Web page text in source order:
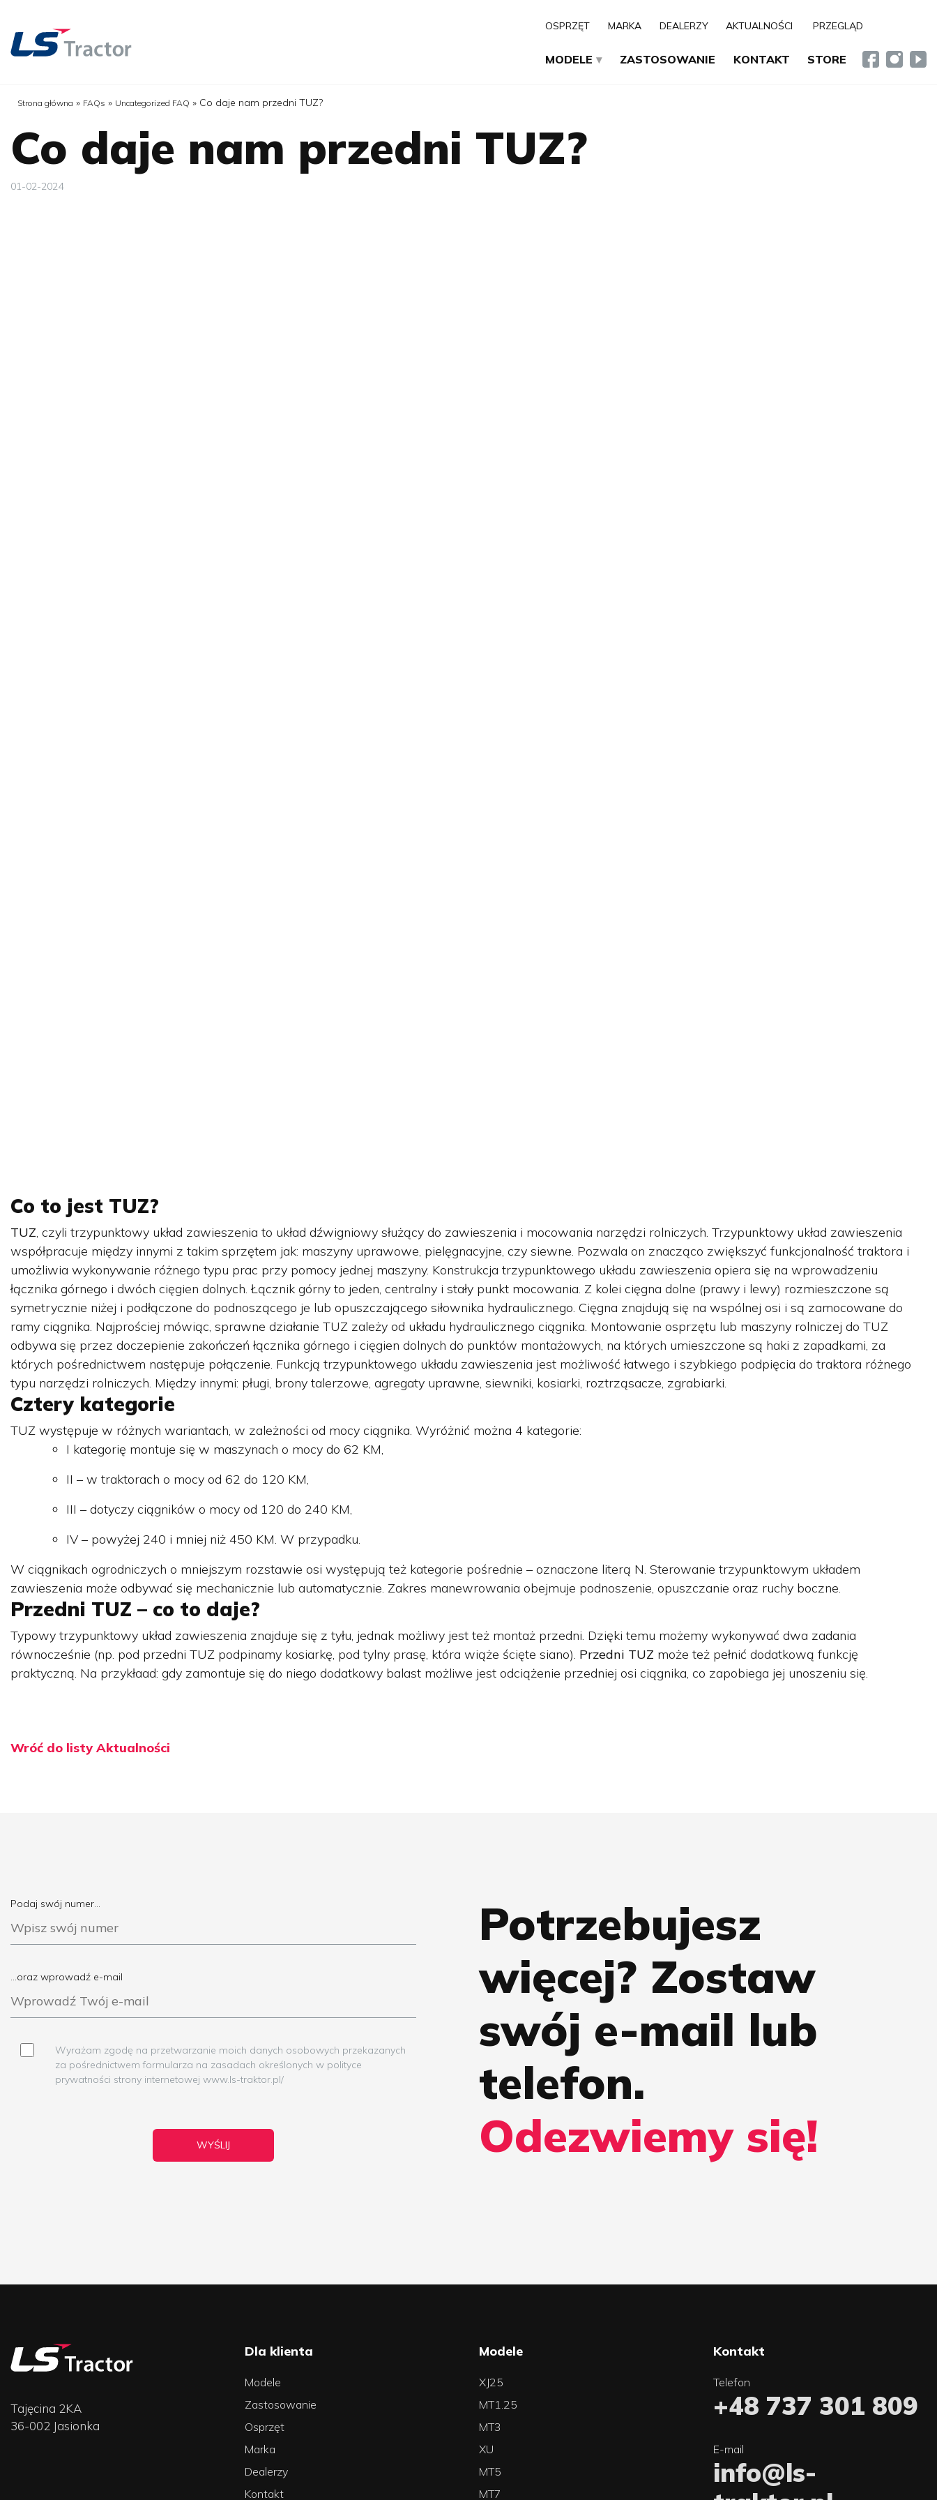
OSPRZĘT MARKA DEALERZY AKTUALNOŚCI PRZEGLĄD
MODELE ZASTOSOWANIE KONTAKT STORE
Strona główna » FAQs » Uncategorized FAQ » Co daje nam przedni TUZ?
Co daje nam przedni TUZ?
01-02-2024
Co to jest TUZ?
TUZ, czyli trzypunktowy układ zawieszenia to układ dźwigniowy służący do zawieszenia i mocowania narzędzi rolniczych. Trzypunktowy układ zawieszenia
współpracuje między innymi z takim sprzętem jak: maszyny uprawowe, pielęgnacyjne, czy siewne. Pozwala on znacząco zwiększyć funkcjonalność traktora i
umożliwia wykonywanie różnego typu prac przy pomocy jednej maszyny. Konstrukcja trzypunktowego układu zawieszenia opiera się na wprowadzeniu
łącznika górnego i dwóch cięgien dolnych. Łącznik górny to jeden, centralny i stały punkt mocowania. Z kolei cięgna dolne (prawy i lewy) rozmieszczone są
symetrycznie niżej i podłączone do podnoszącego je lub opuszczającego siłownika hydraulicznego. Cięgna znajdują się na wspólnej osi i są zamocowane do
ramy ciągnika. Najprościej mówiąc, sprawne działanie TUZ zależy od układu hydraulicznego ciągnika. Montowanie osprzętu lub maszyny rolniczej do TUZ
odbywa się przez doczepienie zakończeń łącznika górnego i cięgien dolnych do punktów montażowych, na których umieszczone są haki z zapadkami, za
których pośrednictwem następuje połączenie. Funkcją trzypunktowego układu zawieszenia jest możliwość łatwego i szybkiego podpięcia do traktora różnego
typu narzędzi rolniczych. Między innymi: pługi, brony talerzowe, agregaty uprawne, siewniki, kosiarki, roztrząsacze, zgrabiarki.
Cztery kategorie
TUZ występuje w różnych wariantach, w zależności od mocy ciągnika. Wyróżnić można 4 kategorie:
I kategorię montuje się w maszynach o mocy do 62 KM,
II – w traktorach o mocy od 62 do 120 KM,
III – dotyczy ciągników o mocy od 120 do 240 KM,
IV – powyżej 240 i mniej niż 450 KM. W przypadku.
W ciągnikach ogrodniczych o mniejszym rozstawie osi występują też kategorie pośrednie – oznaczone literą N. Sterowanie trzypunktowym układem
zawieszenia może odbywać się mechanicznie lub automatycznie. Zakres manewrowania obejmuje podnoszenie, opuszczanie oraz ruchy boczne.
Przedni TUZ – co to daje?
Typowy trzypunktowy układ zawieszenia znajduje się z tyłu, jednak możliwy jest też montaż przedni. Dzięki temu możemy wykonywać dwa zadania
równocześnie (np. pod przedni TUZ podpinamy kosiarkę, pod tylny prasę, która wiąże ścięte siano). Przedni TUZ może też pełnić dodatkową funkcję
praktyczną. Na przykłaad: gdy zamontuje się do niego dodatkowy balast możliwe jest odciążenie przedniej osi ciągnika, co zapobiega jej unoszeniu się.
Wróć do listy Aktualności
Podaj swój numer...
...oraz wprowadź e-mail
Wyrażam zgodę na przetwarzanie moich danych osobowych przekazanych
za pośrednictwem formularza na zasadach określonych w polityce
prywatności strony internetowej www.ls-traktor.pl/
Potrzebujesz
więcej? Zostaw
swój e-mail lub
telefon.
Odezwiemy się!
Tajęcina 2KA
36-002 Jasionka
Dla klienta
Modele
Zastosowanie
Osprzęt
Marka
Dealerzy
Kontakt
Modele
XJ25
MT1.25
MT3
XU
MT5
MT7
Kontakt
Telefon
+48 737 301 809
E-mail
info@ls-